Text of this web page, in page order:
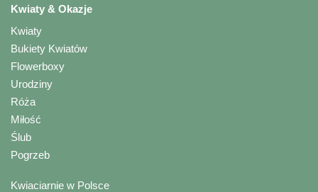
Kwiaty & Okazje
Kwiaty
Bukiety Kwiatów
Flowerboxy
Urodziny
Róża
Miłość
Ślub
Pogrzeb
Kwiaciarnie w Polsce